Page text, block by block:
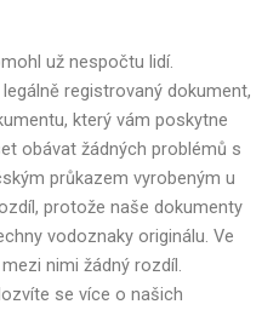
už nespočtu lidí.
registrovaný dokument,
který vám poskytne
obávat žádných problémů s
průkazem vyrobeným u
protože naše dokumenty
vodoznaky originálu. Ve
nimi žádný rozdíl.
se více o našich